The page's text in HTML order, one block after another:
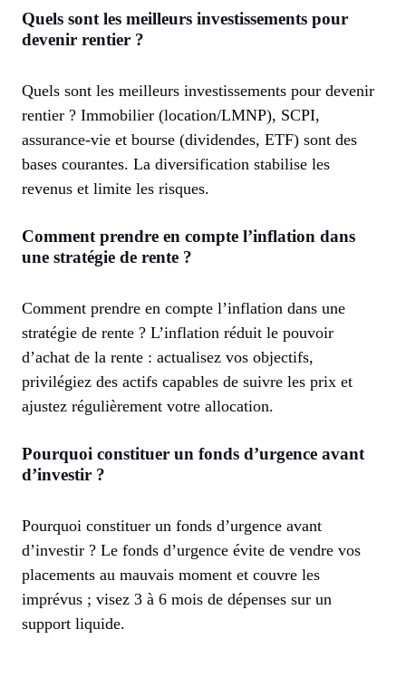
Quels sont les meilleurs investissements pour
devenir rentier ?
Quels sont les meilleurs investissements pour devenir
rentier ? Immobilier (location/LMNP), SCPI,
assurance-vie et bourse (dividendes, ETF) sont des
bases courantes. La diversification stabilise les
revenus et limite les risques.
Comment prendre en compte l’inflation dans
une stratégie de rente ?
Comment prendre en compte l’inflation dans une
stratégie de rente ? L’inflation réduit le pouvoir
d’achat de la rente : actualisez vos objectifs,
privilégiez des actifs capables de suivre les prix et
ajustez régulièrement votre allocation.
Pourquoi constituer un fonds d’urgence avant
d’investir ?
Pourquoi constituer un fonds d’urgence avant
d’investir ? Le fonds d’urgence évite de vendre vos
placements au mauvais moment et couvre les
imprévus ; visez 3 à 6 mois de dépenses sur un
support liquide.